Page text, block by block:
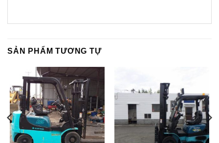
SẢN PHẨM TƯƠNG TỰ